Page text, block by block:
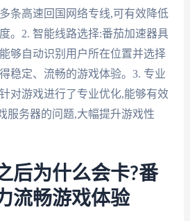
条高速回国网络专线,可有效降低
。2. 智能线路选择:番茄加速器具
够自动识别用户所在位置并选择
稳定、流畅的游戏体验。3. 专业
对游戏进行了专业优化,能够有效
服务器的问题,大幅提升游戏性
后为什么会卡?番
流畅游戏体验